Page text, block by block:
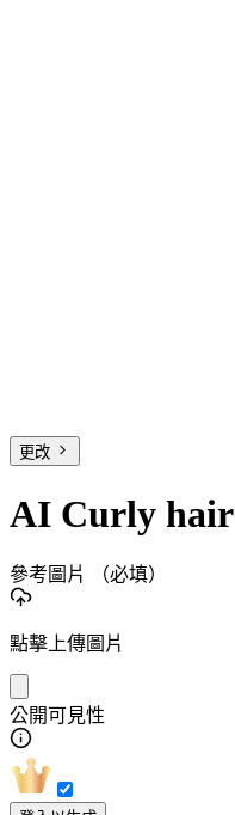
更改
AI Curly hair
參考圖片 （必填）
點擊上傳圖片
公開可見性